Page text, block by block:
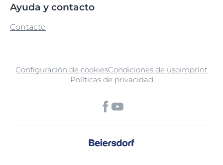
Ayuda y contacto
Contacto
Configuración de cookiesCondiciones de usoimprint
Políticas de privacidad